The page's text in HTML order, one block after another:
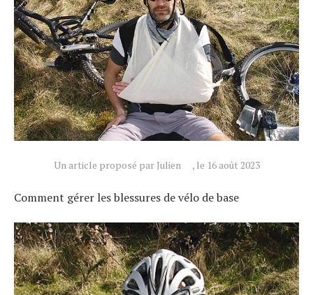
Un article proposé par Julien , le 16 août 2023
Comment gérer les blessures de vélo de base